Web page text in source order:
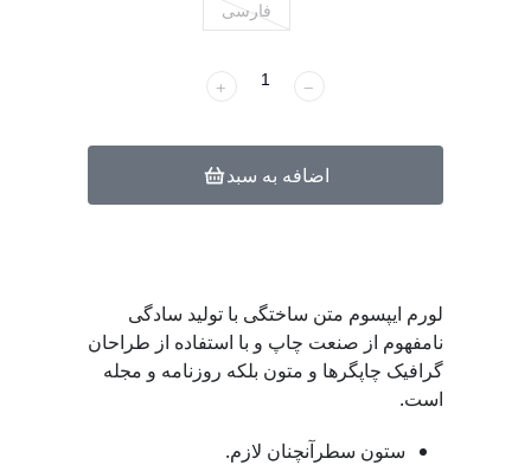
فارسی
﹣
﹢
اضافه به سبد
لورم ایپسوم متن ساختگی با تولید سادگی
نامفهوم از صنعت چاپ و با استفاده از طراحان
گرافیک چاپگرها و متون بلکه روزنامه و مجله
است.
ستون سطرآنچنان لازم.